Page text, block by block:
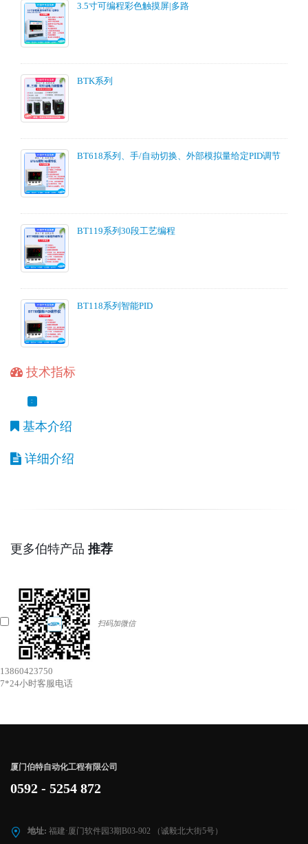
3.5寸可编程彩色触摸屏|多路
BTK系列
BT618系列、手/自动切换、外部模拟量给定PID调节
BT119系列30段工艺编程
BT118系列智能PID
技术指标
:
基本介绍
详细介绍
更多伯特产品 推荐
扫码加微信
13860423750
7*24小时客服电话
厦门伯特自动化工程有限公司
0592 - 5254 872
地址: 福建·厦门软件园3期B03-902 （诚毅北大街5号）